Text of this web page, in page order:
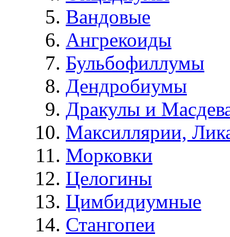
Вандовые
Ангрекоиды
Бульбофиллумы
Дендробиумы
Дракулы и
Максиллярии,
Морковки
Целогины
Цимбидиумные
Стангопеи